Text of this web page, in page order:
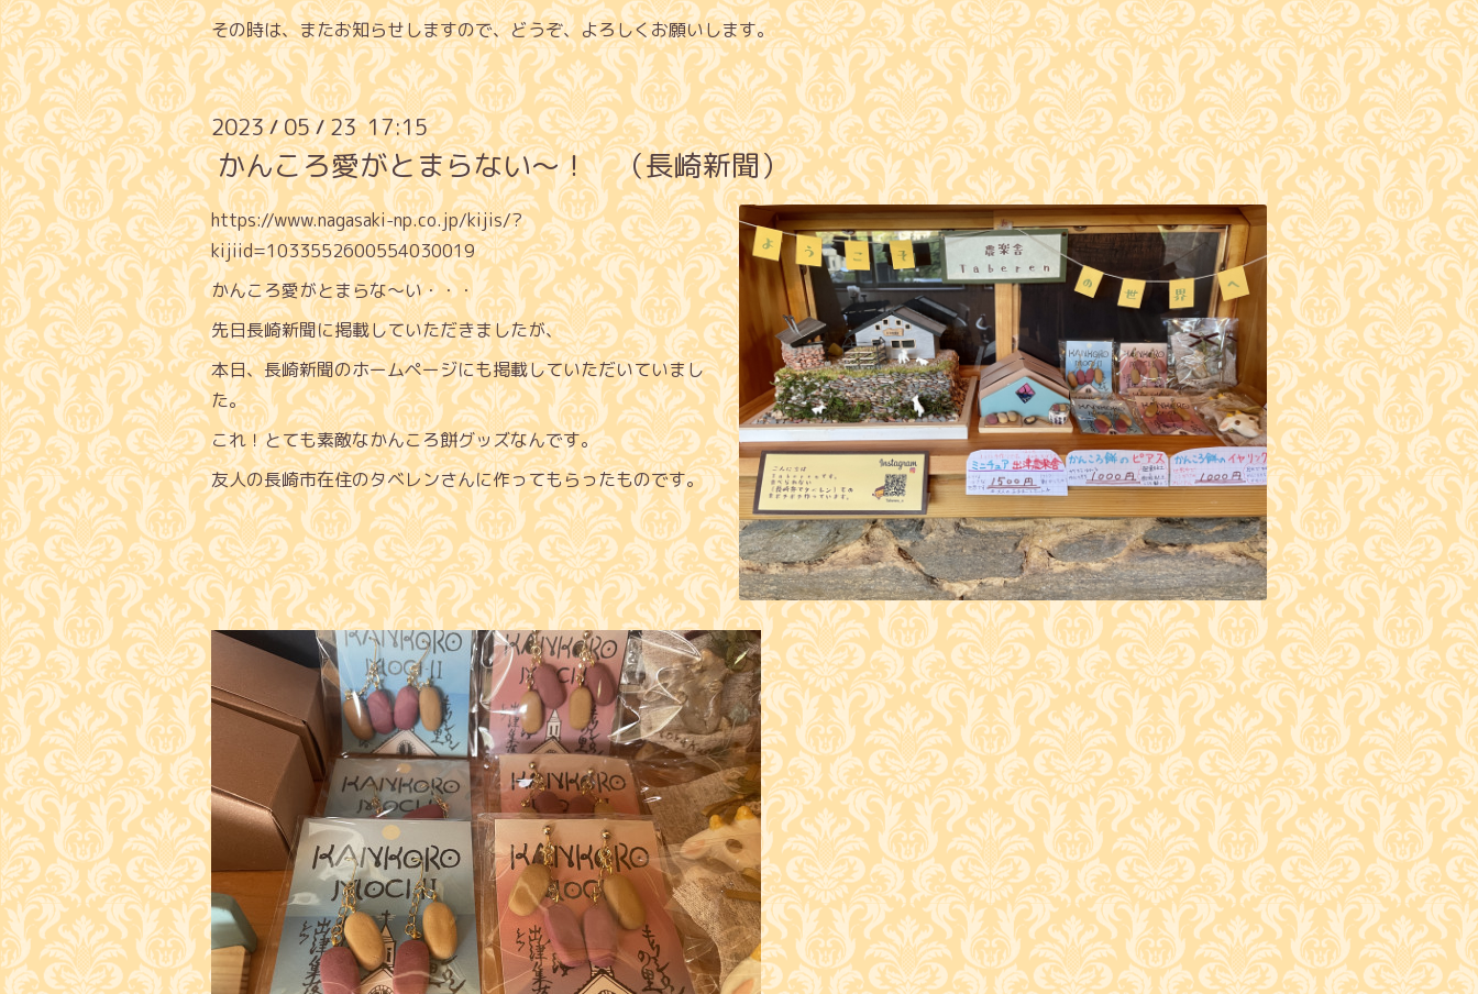
その時は、またお知らせしますので、どうぞ、よろしくお願いします。
2023/05/23 17:15
かんころ愛がとまらない〜！ （長崎新聞）
https://www.nagasaki-np.co.jp/kijis/?
kijiid=1033552600554030019
かんころ愛がとまらな〜い・・・
先日長崎新聞に掲載していただきましたが、
本日、長崎新聞のホームページにも掲載していただいていまし
た。
これ！とても素敵なかんころ餅グッズなんです。
友人の長崎市在住のタベレンさんに作ってもらったものです。